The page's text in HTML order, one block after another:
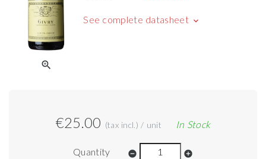
zoom_in
See complete datasheet keyboard_arrow_down
€25.00 (tax incl.) / unit In Stock
Quantity remove_circle add_circle